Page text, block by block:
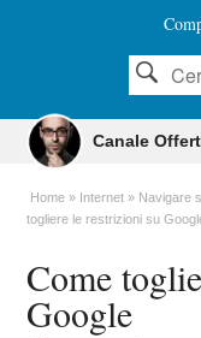
Canale
Home Internet Navigare
togliere le restrizioni su
Come
Google